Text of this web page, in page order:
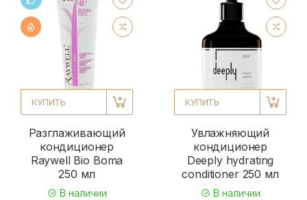
КУПИТЬ
Разглаживающий
кондиционер
Raywell Bio Boma
250 мл
В наличии
КУПИТЬ
Увлажняющий
кондиционер
Deeply hydrating
conditioner 250 мл
В наличии